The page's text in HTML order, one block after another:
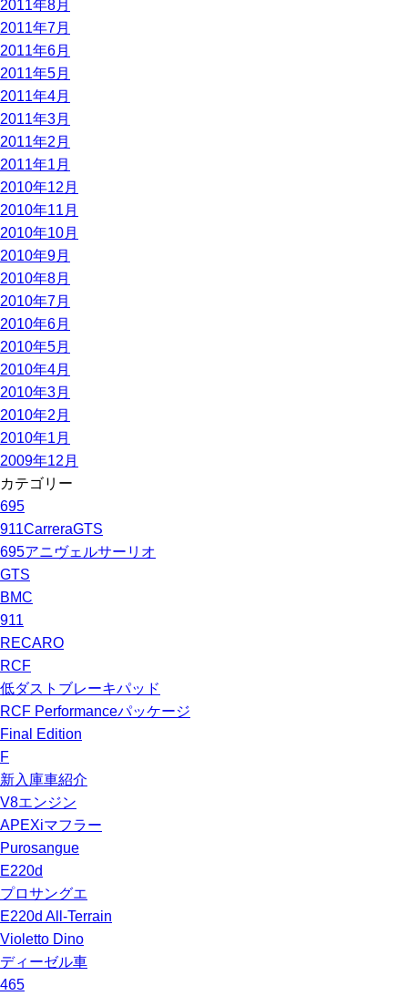
2011年8月
2011年7月
2011年6月
2011年5月
2011年4月
2011年3月
2011年2月
2011年1月
2010年12月
2010年11月
2010年10月
2010年9月
2010年8月
2010年7月
2010年6月
2010年5月
2010年4月
2010年3月
2010年2月
2010年1月
2009年12月
カテゴリー
695
911CarreraGTS
695アニヴェルサーリオ
GTS
BMC
911
RECARO
RCF
低ダストブレーキパッド
RCF Performanceパッケージ
Final Edition
F
新入庫車紹介
V8エンジン
APEXiマフラー
Purosangue
E220d
プロサングエ
E220d All-Terrain
Violetto Dino
ディーゼル車
465